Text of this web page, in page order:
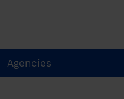
Agencies